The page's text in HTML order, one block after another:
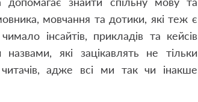
мовчання та дотики, які теж є
інсайтів, прикладів та кейсів
які зацікавлять не тільки
адже всі ми так чи інакше